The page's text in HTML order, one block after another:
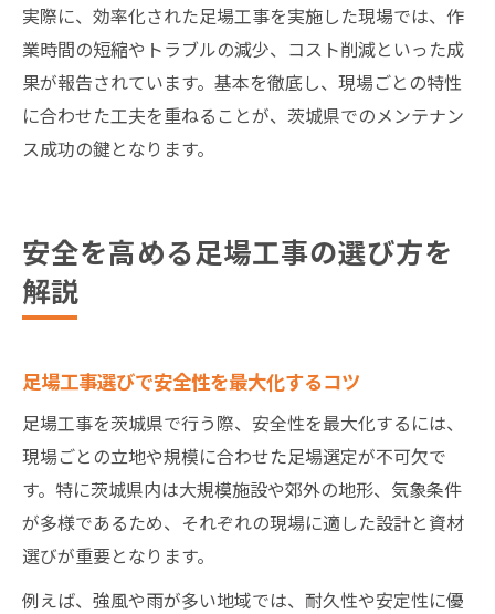
実際に、効率化された足場工事を実施した現場では、作
業時間の短縮やトラブルの減少、コスト削減といった成
果が報告されています。基本を徹底し、現場ごとの特性
に合わせた工夫を重ねることが、茨城県でのメンテナン
ス成功の鍵となります。
安全を高める足場工事の選び方を
解説
足場工事選びで安全性を最大化するコツ
足場工事を茨城県で行う際、安全性を最大化するには、
現場ごとの立地や規模に合わせた足場選定が不可欠で
す。特に茨城県内は大規模施設や郊外の地形、気象条件
が多様であるため、それぞれの現場に適した設計と資材
選びが重要となります。
例えば、強風や雨が多い地域では、耐久性や安定性に優